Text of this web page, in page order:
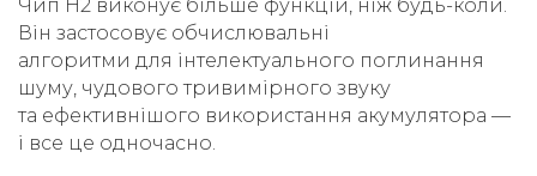
Чип H2 виконує більше функцій, ніж будь-коли.
Він застосовує обчислювальні
алгоритми для інтелектуального поглинання
шуму, чудового тривимірного звуку
та ефективнішого використання акумулятора —
і все це одночасно.